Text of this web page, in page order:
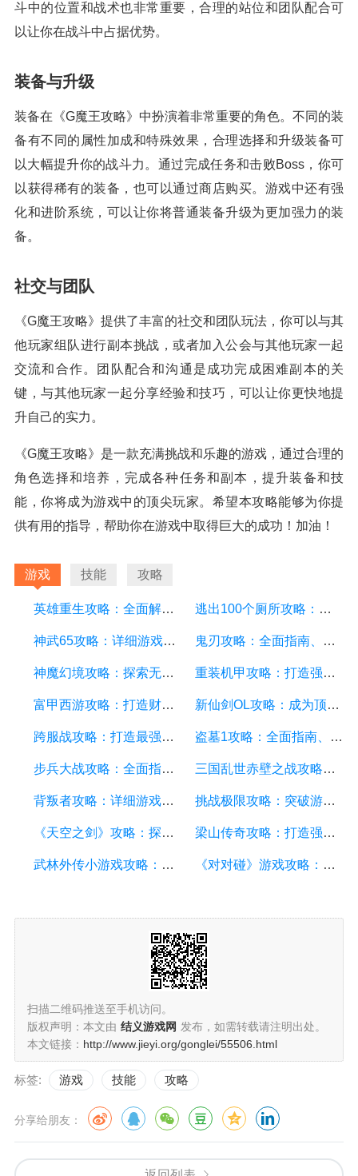
斗中的位置和战术也非常重要，合理的站位和团队配合可
以让你在战斗中占据优势。
装备与升级
装备在《G魔王攻略》中扮演着非常重要的角色。不同的装
备有不同的属性加成和特殊效果，合理选择和升级装备可
以大幅提升你的战斗力。通过完成任务和击败Boss，你可
以获得稀有的装备，也可以通过商店购买。游戏中还有强
化和进阶系统，可以让你将普通装备升级为更加强力的装
备。
社交与团队
《G魔王攻略》提供了丰富的社交和团队玩法，你可以与其
他玩家组队进行副本挑战，或者加入公会与其他玩家一起
交流和合作。团队配合和沟通是成功完成困难副本的关
键，与其他玩家一起分享经验和技巧，可以让你更快地提
升自己的实力。
《G魔王攻略》是一款充满挑战和乐趣的游戏，通过合理的
角色选择和培养，完成各种任务和副本，提升装备和技
能，你将成为游戏中的顶尖玩家。希望本攻略能够为你提
供有用的指导，帮助你在游戏中取得巨大的成功！加油！
游戏 技能 攻略
英雄重生攻略：全面解析游戏中的技巧和策略 逃出100个厕所攻略：详细游戏攻略方面的描述
神武65攻略：详细游戏攻略方面的描述 鬼刃攻略：全面指南、技巧和秘籍，助你成为顶尖玩家
神魔幻境攻略：探索无尽的魔幻世界，成为顶尖玩家 重装机甲攻略：打造强大机甲，征服战场的终极指南
富甲西游攻略：打造财富王国的终极指南 新仙剑OL攻略：成为顶级仙侠大侠的秘诀与技巧
跨服战攻略：打造最强战队，征服多个服务器 盗墓1攻略：全面指南、秘籍和技巧
步兵大战攻略：全面指南及游戏技巧分享 三国乱世赤壁之战攻略：详细游戏攻略方面的描述
背叛者攻略：详细游戏攻略方面的描述 挑战极限攻略：突破游戏难关的终极指南
《天空之剑》攻略：探索天空的冒险之旅 梁山传奇攻略：打造强大的英雄团队，征服江湖的必备指南
武林外传小游戏攻略：全面解析游戏技巧、角色选择和剧情推进 《对对碰》游戏攻略：成为高手的秘籍
扫描二维码推送至手机访问。
版权声明：本文由 结义游戏网 发布，如需转载请注明出处。
本文链接： http://www.jieyi.org/gonglei/55506.html
标签: 游戏 技能 攻略
分享给朋友：